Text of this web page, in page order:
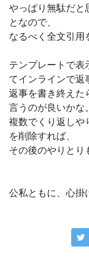
やっぱり無駄だと
となので、
なるべく全文引用
テンプレートで表
てインラインで返
返事を書き終えた
言うのが良いかな。
複数でくり返しや
を削除すれば、
その後のやりとり
公私ともに、心掛